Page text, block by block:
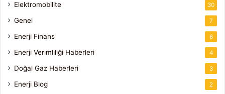
Elektromobilite 30
Genel 7
Enerji Finans 6
Enerji Verimliliği Haberleri 4
Doğal Gaz Haberleri 3
Enerji Blog 2